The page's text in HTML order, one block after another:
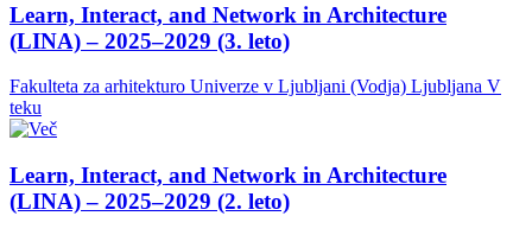
Learn, Interact, and Network in Architecture
(LINA) – 2025–2029 (3. leto)
Fakulteta za arhitekturo Univerze v Ljubljani (Vodja) Ljubljana V
teku
Learn, Interact, and Network in Architecture
(LINA) – 2025–2029 (2. leto)